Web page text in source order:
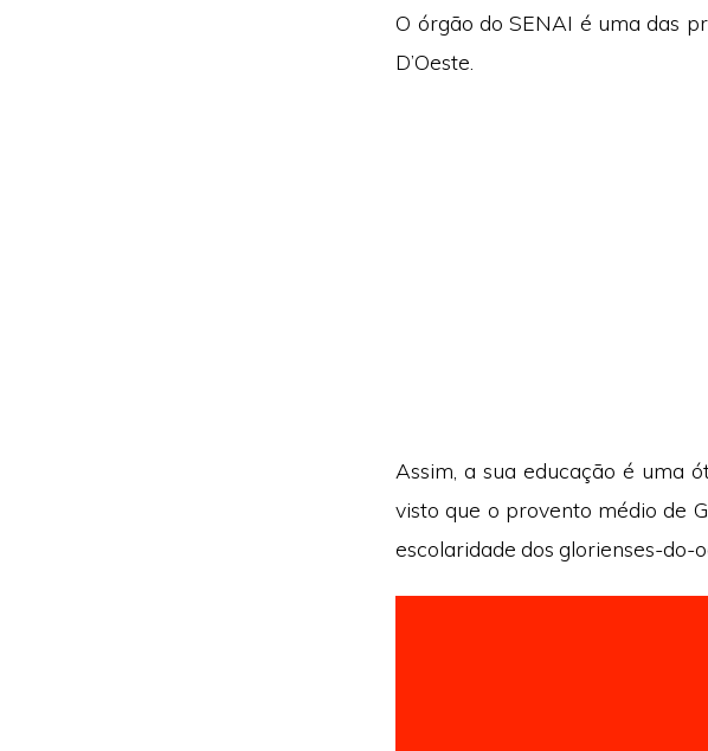
O órgão do SENAI é uma das
D’Oeste.
Assim, a sua educação é uma
visto que o provento médio de
escolaridade dos glorienses-do-